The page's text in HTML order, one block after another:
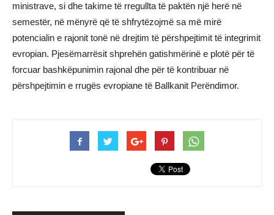
ministrave, si dhe takime të rregullta të paktën një herë në
semestër, në mënyrë që të shfrytëzojmë sa më mirë
potencialin e rajonit tonë në drejtim të përshpejtimit të integrimit
evropian. Pjesëmarrësit shprehën gatishmërinë e plotë për të
forcuar bashkëpunimin rajonal dhe për të kontribuar në
përshpejtimin e rrugës evropiane të Ballkanit Perëndimor.